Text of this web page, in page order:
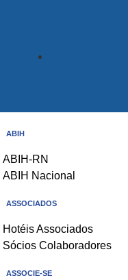
ABIH
ABIH-RN
ABIH Nacional
ASSOCIADOS
Hotéis Associados
Sócios Colaboradores
ASSOCIE-SE